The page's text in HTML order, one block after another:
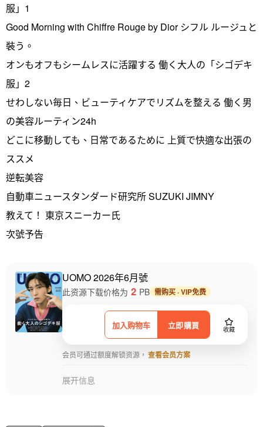
服」1
Good Morning with Chiffre Rouge by Dior シフル ルージュと
裝う。
オンもオフもシームレスに活躍する 働く大人の「シゴデキ
服」2
せわしない毎日、ビューティケアでリズムを整える 働く男
の美容ルーティン24h
どこに移動しても、日常であるために 上質で快適な出張の
ススメ
逆転美容
自動車ニュースタンダード研究所 SUZUKI JIMNY
教えて！ 東京スニーカー氏
次號予告
UOMO 2026年6月號
加入购物车 立即購買 收藏
此资源下载价格为 2 PB 需购买 · VIP免费
会员可通过额度解锁资源， 查看会员方案
展开信息